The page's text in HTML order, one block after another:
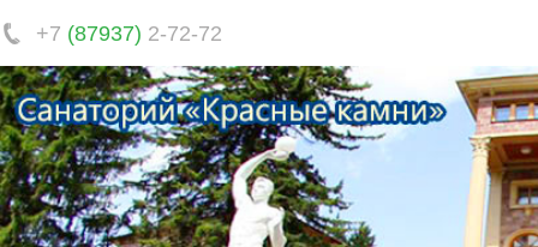
+7 (87937) 2-72-72